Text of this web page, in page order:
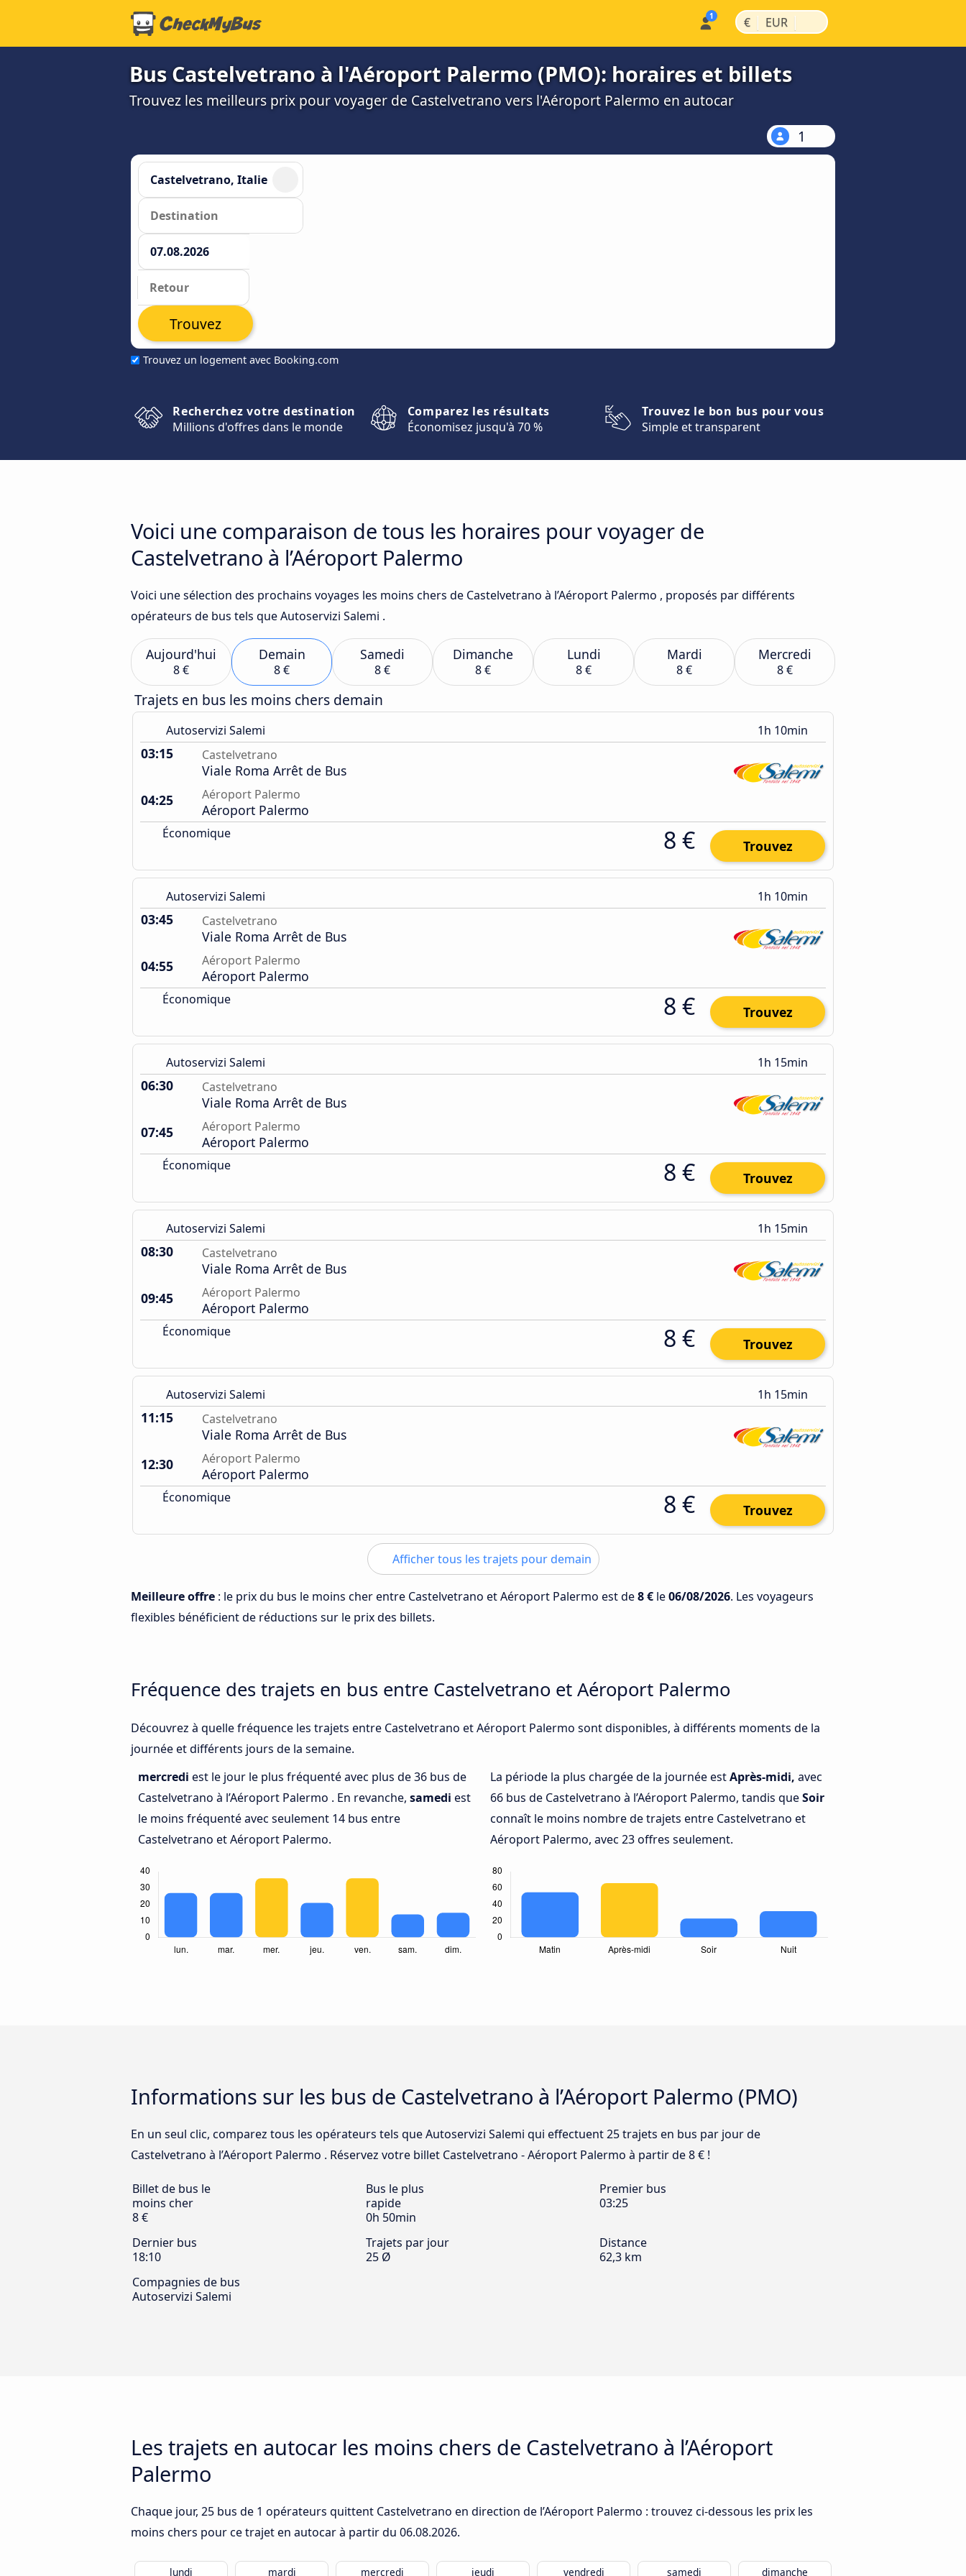
€ | EUR |
Bus Castelvetrano à l'Aéroport Palermo (PMO): horaires et billets
Trouvez les meilleurs prix pour voyager de Castelvetrano vers l'Aéroport Palermo en autocar
1
Trouvez un logement avec Booking.com
Trouvez
Recherchez votre destination
Millions d'offres dans le monde
Comparez les résultats
Économisez jusqu'à 70 %
Trouvez le bon bus pour vous
Simple et transparent
Voici une comparaison de tous les horaires pour voyager de
Castelvetrano à l’Aéroport Palermo
Voici une sélection des prochains voyages les moins chers de Castelvetrano à l’Aéroport Palermo , proposés par différents
opérateurs de bus tels que Autoservizi Salemi .
Aujourd'hui
8 €
Demain
8 €
Samedi
8 €
Dimanche
8 €
Lundi
8 €
Mardi
8 €
Mercredi
8 €
Trajets en bus les moins chers demain
Autoservizi Salemi 1h 10min
03:15 Castelvetrano
Viale Roma Arrêt de Bus
04:25
Aéroport Palermo
Aéroport Palermo
Économique 8 € Trouvez
Autoservizi Salemi 1h 10min
03:45 Castelvetrano
Viale Roma Arrêt de Bus
04:55
Aéroport Palermo
Aéroport Palermo
Économique 8 € Trouvez
Autoservizi Salemi 1h 15min
06:30 Castelvetrano
Viale Roma Arrêt de Bus
07:45
Aéroport Palermo
Aéroport Palermo
Économique 8 € Trouvez
Autoservizi Salemi 1h 15min
08:30 Castelvetrano
Viale Roma Arrêt de Bus
09:45
Aéroport Palermo
Aéroport Palermo
Économique 8 € Trouvez
Autoservizi Salemi 1h 15min
11:15 Castelvetrano
Viale Roma Arrêt de Bus
12:30
Aéroport Palermo
Aéroport Palermo
Économique 8 € Trouvez
Afficher tous les trajets pour demain
Meilleure offre : le prix du bus le moins cher entre Castelvetrano et Aéroport Palermo est de8 € le06/08/2026. Les voyageurs
flexibles bénéficient de réductions sur le prix des billets.
Fréquence des trajets en bus entre Castelvetrano et Aéroport Palermo
Découvrez à quelle fréquence les trajets entre Castelvetrano et Aéroport Palermo sont disponibles, à différents moments de la
journée et différents jours de la semaine.
mercredi est le jour le plus fréquenté avec plus de 36 bus de
Castelvetrano à l’Aéroport Palermo . En revanche, samedi est
le moins fréquenté avec seulement 14 bus entre
Castelvetrano et Aéroport Palermo.
La période la plus chargée de la journée estAprès-midi, avec
66 bus de Castelvetrano à l’Aéroport Palermo, tandis queSoir
connaît le moins nombre de trajets entre Castelvetrano et
Aéroport Palermo, avec 23 offres seulement.
Informations sur les bus de Castelvetrano à l’Aéroport Palermo (PMO)
En un seul clic, comparez tous les opérateurs tels que Autoservizi Salemi qui effectuent 25 trajets en bus par jour de
Castelvetrano à l’Aéroport Palermo . Réservez votre billet Castelvetrano - Aéroport Palermo à partir de 8 € !
Billet de bus le
moins cher
8 €
Bus le plus
rapide
0h 50min
Premier bus
03:25
Dernier bus
18:10
Trajets par jour
25 Ø
Distance
62,3 km
Compagnies de bus
Autoservizi Salemi
Les trajets en autocar les moins chers de Castelvetrano à l’Aéroport
Palermo
Chaque jour, 25 bus de 1 opérateurs quittent Castelvetrano en direction de l’Aéroport Palermo : trouvez ci-dessous les prix les
moins chers pour ce trajet en autocar à partir du 06.08.2026.
lundi mardi mercredi jeudi vendredi samedi dimanche